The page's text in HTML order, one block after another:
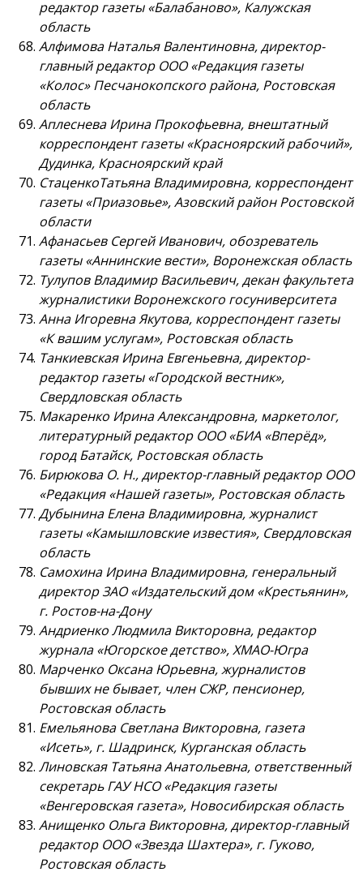
редактор газеты «Балабаново», Калужская
область
Алфимова Наталья Валентиновна, директор-
главный редактор ООО «Редакция газеты
«Колос» Песчанокопского района, Ростовская
область
Аплеснева Ирина Прокофьевна, внештатный
корреспондент газеты «Красноярский рабочий»,
Дудинка, Красноярский край
СтаценкоТатьяна Владимировна, корреспондент
газеты «Приазовье», Азовский район Ростовской
области
Афанасьев Сергей Иванович, обозреватель
газеты «Аннинские вести», Воронежская область
Тулупов Владимир Васильевич, декан факультета
журналистики Воронежского госуниверситета
Анна Игоревна Якутова, корреспондент газеты
«К вашим услугам», Ростовская область
Танкиевская Ирина Евгеньевна, директор-
редактор газеты «Городской вестник»,
Свердловская область
Макаренко Ирина Александровна, маркетолог,
литературный редактор ООО «БИА «Вперёд»,
город Батайск, Ростовская область
Бирюкова О. Н., директор-главный редактор ООО
«Редакция «Нашей газеты», Ростовская область
Дубынина Елена Владимировна, журналист
газеты «Камышловские известия», Свердловская
область
Самохина Ирина Владимировна, генеральный
директор ЗАО «Издательский дом «Крестьянин»,
г. Ростов-на-Дону
Андриенко Людмила Викторовна, редактор
журнала «Югорское детство», ХМАО-Югра
Марченко Оксана Юрьевна, журналистов
бывших не бывает, член СЖР, пенсионер,
Ростовская область
Емельянова Светлана Викторовна, газета
«Исеть», г. Шадринск, Курганская область
Линовская Татьяна Анатольевна, ответственный
секретарь ГАУ НСО «Редакция газеты
«Венгеровская газета», Новосибирская область
Анищенко Ольга Викторовна, директор-главный
редактор ООО «Звезда Шахтера», г. Гуково,
Ростовская область